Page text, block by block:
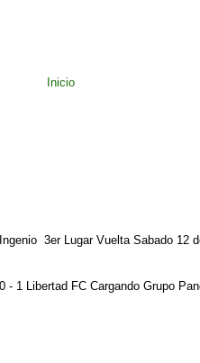
Inicio
3er Lugar Vuelta Sabado 12
1 Libertad FC Cargando Grupo